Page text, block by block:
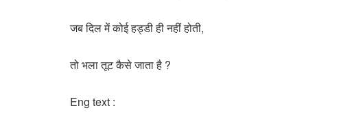
जब दिल में कोई हड्डी ही नहीं होती,
तो भला तूट कैसे जाता है ?
Eng text :